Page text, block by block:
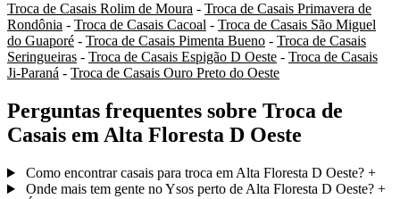
Troca de Casais Rolim de Moura - Troca de Casais Primavera de
Rondônia - Troca de Casais Cacoal - Troca de Casais São Miguel
do Guaporé - Troca de Casais Pimenta Bueno - Troca de Casais
Seringueiras - Troca de Casais Espigão D Oeste - Troca de Casais
Ji-Paraná - Troca de Casais Ouro Preto do Oeste
Perguntas frequentes sobre Troca de
Casais em Alta Floresta D Oeste
Como encontrar casais para troca em Alta Floresta D Oeste? +
Onde mais tem gente no Ysos perto de Alta Floresta D Oeste? +